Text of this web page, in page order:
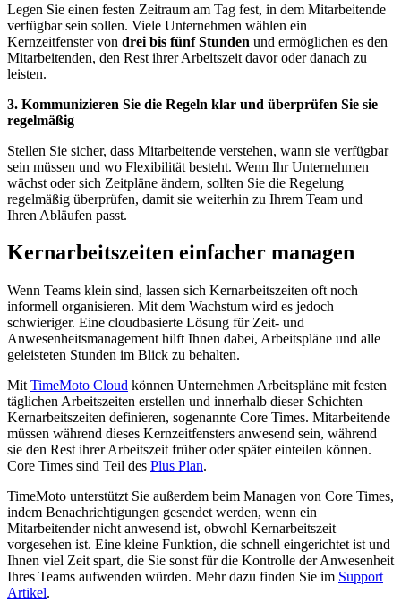
Legen Sie einen festen Zeitraum am Tag fest, in dem Mitarbeitende
verfügbar sein sollen. Viele Unternehmen wählen ein
Kernzeitfenster von drei bis fünf Stunden und ermöglichen es den
Mitarbeitenden, den Rest ihrer Arbeitszeit davor oder danach zu
leisten.
3. Kommunizieren Sie die Regeln klar und überprüfen Sie sie
regelmäßig
Stellen Sie sicher, dass Mitarbeitende verstehen, wann sie verfügbar
sein müssen und wo Flexibilität besteht. Wenn Ihr Unternehmen
wächst oder sich Zeitpläne ändern, sollten Sie die Regelung
regelmäßig überprüfen, damit sie weiterhin zu Ihrem Team und
Ihren Abläufen passt.
Kernarbeitszeiten einfacher managen
Wenn Teams klein sind, lassen sich Kernarbeitszeiten oft noch
informell organisieren. Mit dem Wachstum wird es jedoch
schwieriger. Eine cloudbasierte Lösung für Zeit- und
Anwesenheitsmanagement hilft Ihnen dabei, Arbeitspläne und alle
geleisteten Stunden im Blick zu behalten.
Mit TimeMoto Cloud können Unternehmen Arbeitspläne mit festen
täglichen Arbeitszeiten erstellen und innerhalb dieser Schichten
Kernarbeitszeiten definieren, sogenannte Core Times. Mitarbeitende
müssen während dieses Kernzeitfensters anwesend sein, während
sie den Rest ihrer Arbeitszeit früher oder später einteilen können.
Core Times sind Teil des Plus Plan.
TimeMoto unterstützt Sie außerdem beim Managen von Core Times,
indem Benachrichtigungen gesendet werden, wenn ein
Mitarbeitender nicht anwesend ist, obwohl Kernarbeitszeit
vorgesehen ist. Eine kleine Funktion, die schnell eingerichtet ist und
Ihnen viel Zeit spart, die Sie sonst für die Kontrolle der Anwesenheit
Ihres Teams aufwenden würden. Mehr dazu finden Sie im Support
Artikel.